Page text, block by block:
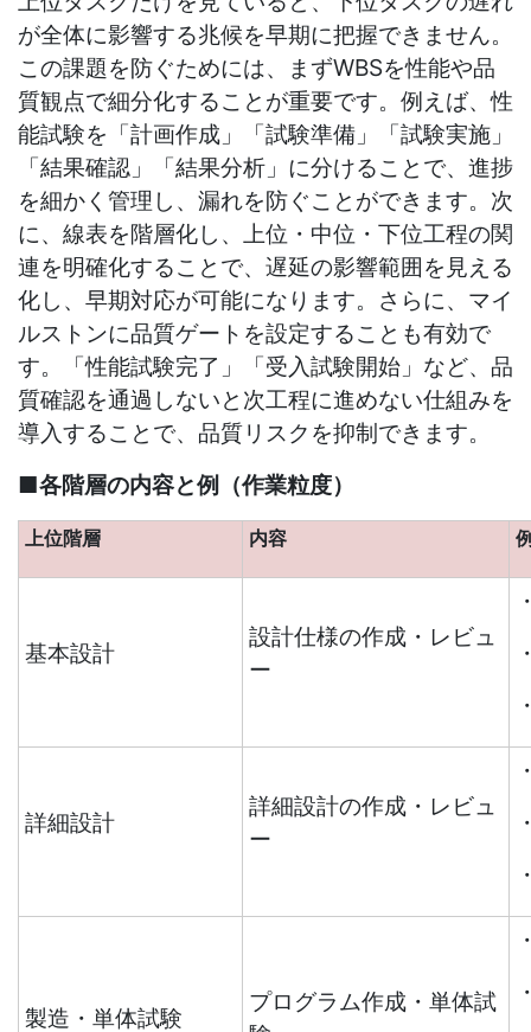
が全体に影響する兆候を早期に把握できません。
この課題を防ぐためには、まずWBSを性能や品
質観点で細分化することが重要です。例えば、性
能試験を「計画作成」「試験準備」「試験実施」
「結果確認」「結果分析」に分けることで、進捗
を細かく管理し、漏れを防ぐことができます。次
に、線表を階層化し、上位・中位・下位工程の関
連を明確化することで、遅延の影響範囲を見える
化し、早期対応が可能になります。さらに、マイ
ルストンに品質ゲートを設定することも有効で
す。「性能試験完了」「受入試験開始」など、品
質確認を通過しないと次工程に進めない仕組みを
導入することで、品質リスクを抑制できます。
■各階層の内容と例（作業粒度）
上位階層 内容
基本設計
設計仕様の作成・レビュ
ー
詳細設計
詳細設計の作成・レビュ
ー
製造・単体試験
プログラム作成・単体試